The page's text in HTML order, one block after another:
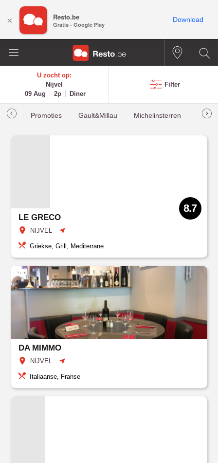
U zocht op:
Nijvel
09 Aug
2p Diner
Filter
Promoties Gault&Millau Michelinsterren
LE GRECO
NIJVEL
8.7
Griekse, Grill, Mediterrane
DA MIMMO
NIJVEL
Italiaanse, Franse
× Resto.be
Gratis - Google Play
Download